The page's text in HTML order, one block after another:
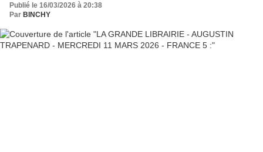
Publié le 16/03/2026 à 20:38
Par BINCHY